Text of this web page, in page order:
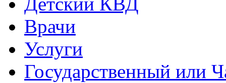
Врачи
Услуги
Государственный или